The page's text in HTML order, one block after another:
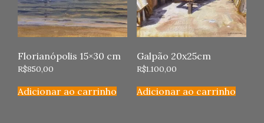
Florianópolis 15×30 cm
R$850,00
Adicionar ao carrinho
Galpão 20x25cm
R$1.100,00
Adicionar ao carrinho